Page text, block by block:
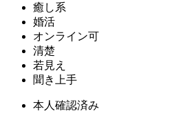
癒し系
婚活
オンライン可
清楚
若見え
聞き上手
本人確認済み